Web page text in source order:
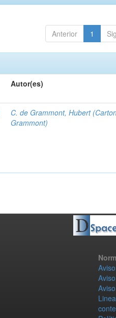
Anterior 1
Autor(es)
C. de Grammont, Hubert
Grammont)